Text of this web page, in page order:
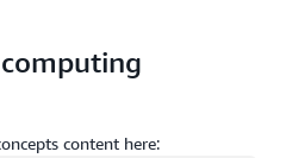
content here: